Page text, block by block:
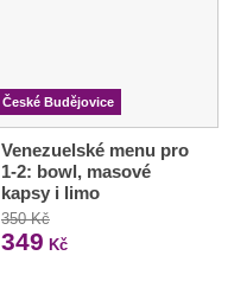
České Budějovice
Venezuelské menu pro
1-2: bowl, masové
kapsy i limo
350 Kč
349 Kč